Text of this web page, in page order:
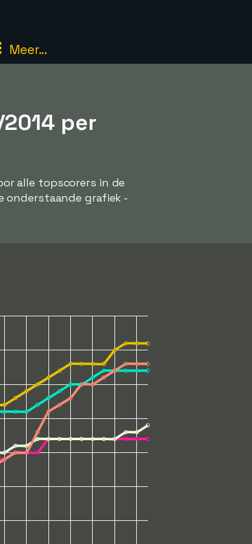
Meer...
per
alle topscorers in de
onderstaande grafiek -